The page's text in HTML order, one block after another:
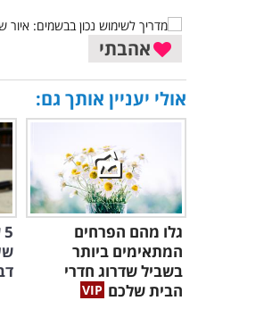
אהבתי
אולי יעניין אותך גם:
גלו מהם הפרחים
המתאימים ביותר
בשביל שדרוג חדרי
הבית שלכם